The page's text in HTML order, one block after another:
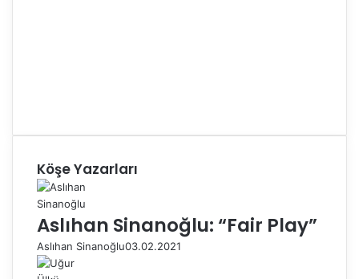
Köşe Yazarları
Aslıhan Sinanoğlu: “Fair Play”
Aslıhan Sinanoğlu03.02.2021